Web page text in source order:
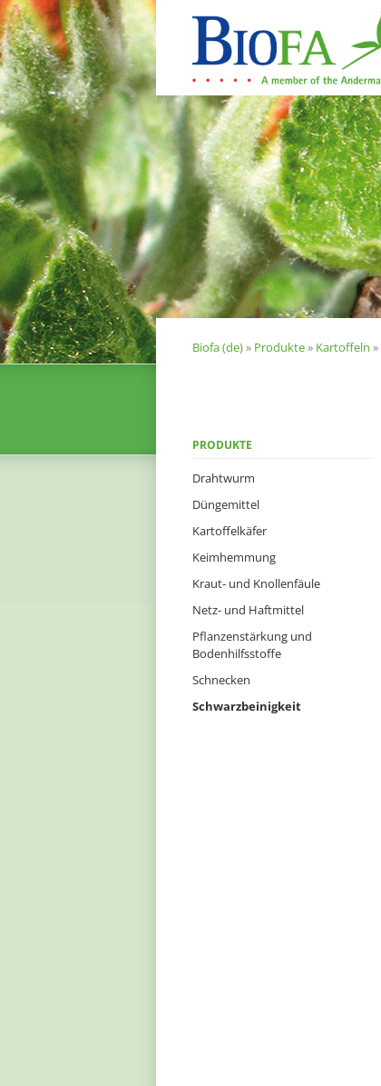
Navigation
überspringen
about
Produkte
Biofa (de)» Produkte» Kartoffeln »
Navigation
PRODUKTE
Drahtwurm
Düngemittel
Kartoffelkäfer
Keimhemmung
Kraut- und Knollenfäule
Netz- und Haftmittel
Pflanzenstärkung und
Bodenhilfsstoffe
Schnecken
Schwarzbeinigkeit